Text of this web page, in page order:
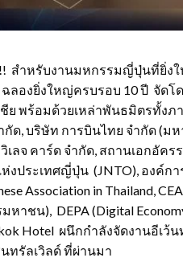
สำหรับงานมหกรรมญี่ปุ่นที่ยิ่งใ
ฉลองยิ่งใหญ่ครบรอบ 10 ปี จัด
พร้อมด้วยเหล่าพันธมิตรทั้งภ
ด, บริษัท การบินไทย จำกัด (มห
ลจ คาร์ด จำกัด, สถานเอกอัค
งประเทศญี่ปุ่น (JNTO), องค์ก
Association in Thailand,
หาชน), DEPA (Digital
Hotel ผนึกกำลังจัดงานอีเ
ทรัลเวิลด์ ที่ผ่านมา